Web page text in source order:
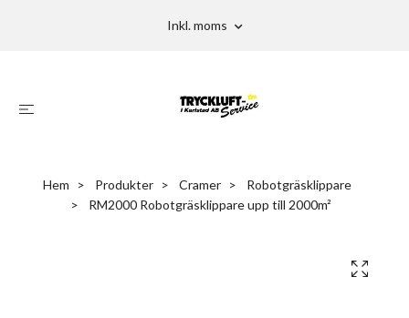
Inkl. moms
Hem Produkter Cramer
Robotgräsklippare
RM2000 Robotgräsklippare upp till 2000m²